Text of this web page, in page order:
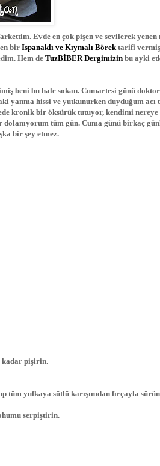
Evde en çok pişen ve sevilerek yenen
bir Ispanaklı ve Kıymalı Börek tarifi
Hem de TuzBİBER Dergimizin bu ayki
beni bu hale sokan. Cumartesi günü
yanma hissi ve yutkunurken duyduğum acı
kronik bir öksürük tutuyor, kendimi nereye
dolanıyorum tüm gün. Cuma günü birkaç
bir şey etmez.
kadar pişirin.
tüm yufkaya sütlü karışımdan fırçayla
serpiştirin.